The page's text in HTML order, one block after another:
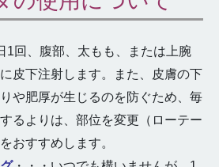
1回、腹部、太もも、または上腕
皮下注射します。また、皮膚の下
や肥厚が生じるのを防ぐため、毎
るよりは、部位を変更（ローテー
おすすめします。